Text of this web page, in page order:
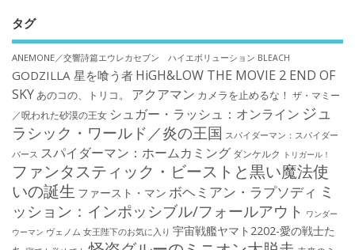
タグ
ANEMONE／交響詩篇エウレカセブン ハイエボリューション BLEACH
GODZILLA 星を喰う者 HiGH&LOW THE MOVIE 2 END OF
SKYあのコの、トリコ。 アクアマン カメラを止めるな！ ザ・マミー
／呪われた砂漠の王女 シュガー・ラッシュ：オンライン ジュ
ラシック・ワールド／炎の王国 スパイダーマン：スパイダー
バース スパイダーマン：ホームカミング ダンケルク トリガール！
ファンタスティック・ビーストと黒い魔法使
いの誕生 ファースト・マン ボヘミアン・ラプソディ ミ
ッション：インポッシブル/フォールアウト ワンダー
ウーマン ヴェノム 女王陛下のお気に入り 宇宙戦艦ヤマト2202-愛の戦士た